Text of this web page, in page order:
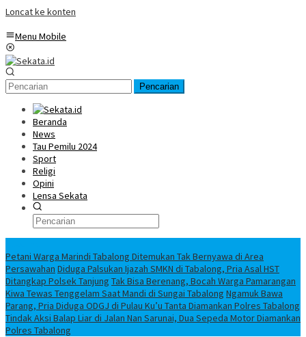
Loncat ke konten
Menu Mobile
Pencarian
Beranda
News
Tau Pemilu 2024
Sport
Religi
Opini
Lensa Sekata
Petani Warga Marindi Tabalong Ditemukan Tak Bernyawa di Area
Persawahan Diduga Palsukan Ijazah SMKN di Tabalong, Pria Asal HST
Ditangkap Polsek Tanjung Tak Bisa Berenang, Bocah Warga Pamarangan
Kiwa Tewas Tenggelam Saat Mandi di Sungai Tabalong Ngamuk Bawa
Parang, Pria Diduga ODGJ di Pulau Ku’u Tanta Diamankan Polres Tabalong
Tindak Aksi Balap Liar di Jalan Nan Sarunai, Dua Sepeda Motor Diamankan
Polres Tabalong